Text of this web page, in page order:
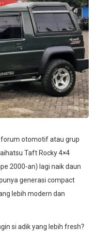
forum otomotif atau grup
Taft Rocky 4×4
2000-an) lagi naik daun
generasi compact
lebih modern dan
si adik yang lebih fresh?